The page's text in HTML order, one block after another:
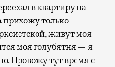
в квартиру на
прихожу только
живут моя
моя голубятня — я
Провожу тут время с